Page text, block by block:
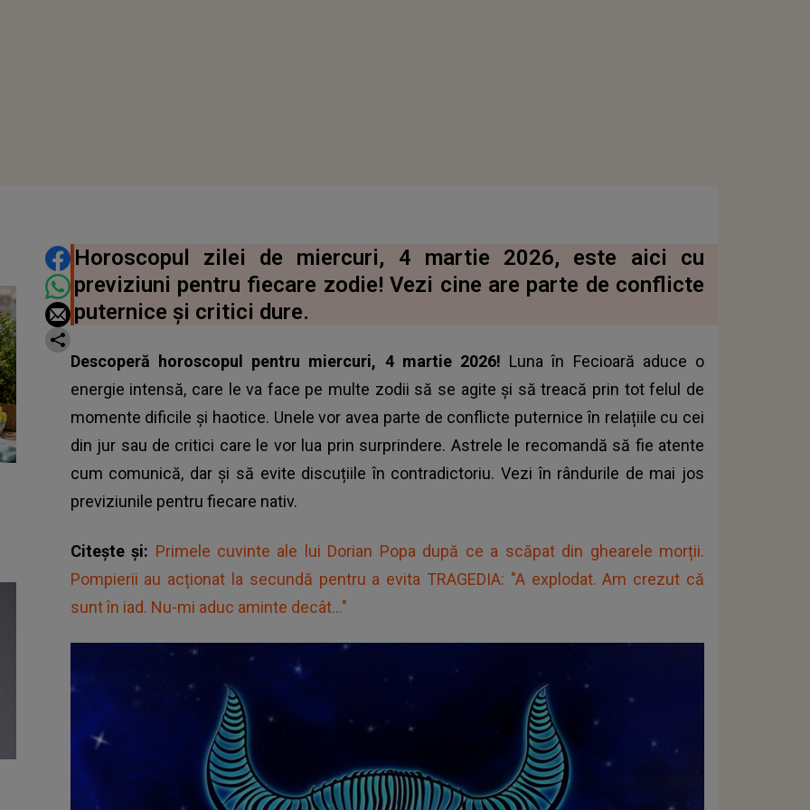
DISTRIBUIE ARTICOLUL
Horoscopul zilei de miercuri, 4 martie 2026, este aici cu
previziuni pentru fiecare zodie! Vezi cine are parte de conflicte
puternice și critici dure.
Descoperă horoscopul pentru miercuri, 4 martie 2026! Luna în Fecioară aduce o
energie intensă, care le va face pe multe zodii să se agite și să treacă prin tot felul de
momente dificile și haotice. Unele vor avea parte de conflicte puternice în relațiile cu cei
din jur sau de critici care le vor lua prin surprindere. Astrele le recomandă să fie atente
cum comunică, dar și să evite discuțiile în contradictoriu. Vezi în rândurile de mai jos
previziunile pentru fiecare nativ.
Citește și: Primele cuvinte ale lui Dorian Popa după ce a scăpat din ghearele morții.
Pompierii au acționat la secundă pentru a evita TRAGEDIA: "A explodat. Am crezut că
sunt în iad. Nu-mi aduc aminte decât..."